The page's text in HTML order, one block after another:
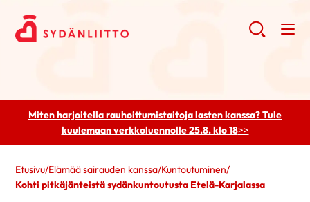
Miten harjoitella rauhoittumistaitoja lasten kanssa? Tule
kuulemaanverkkoluennolle 25.8. klo 18>>
Etusivu/Elämää sairauden kanssa/Kuntoutuminen/
Kohti pitkäjänteistä sydänkuntoutusta Etelä-Karjalassa